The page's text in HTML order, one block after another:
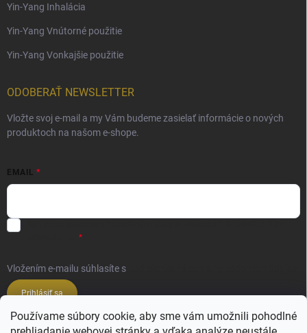
Používame súbory cookie, aby sme vám umožnili pohodlné
Yin-Yang Inhalácia
Yin-Yang Vnútorné použitie
Yin-Yang Vonkajšie použitie
ODOBERAŤ NEWSLETTER
Vložte svoj e-mail a my Vám budeme zasielať informácie o nových
produktoch na našom e-shope.
EMAIL
Vložením e-mailu súhlasíte s
Prihlásiť sa